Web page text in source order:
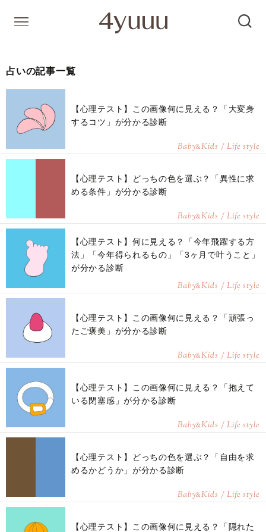
占いの記事一覧
【心理テスト】この画像何に見える？「大変身
するコツ」が分かる診断
Baby&Kids / Life style
【心理テスト】どっちの色を選ぶ？「異性に求
める条件」が分かる診断
Baby&Kids / Life style
【心理テスト】何に見える？「今年飛躍する方
法」「今年得られるもの」「3ヶ月で叶うこと」
が分かる診断
Baby&Kids / Life style
【心理テスト】この画像何に見える？「頑張っ
たご褒美」が分かる診断
Baby&Kids / Life style
【心理テスト】この画像何に見える？「抱えて
いる閉塞感」が分かる診断
Baby&Kids / Life style
【心理テスト】どっちの色を選ぶ？「自由を求
めるかどうか」が分かる診断
Baby&Kids / Life style
【心理テスト】この画像何に見える？「隠れた